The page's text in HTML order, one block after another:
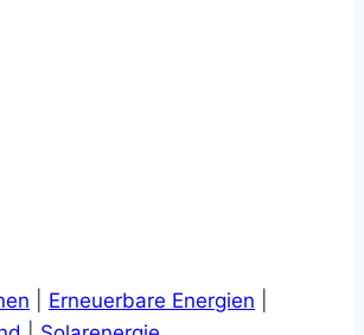
Erneuerbare Energien